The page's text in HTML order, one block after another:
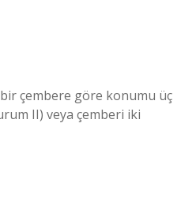
çembere göre konumu üç
II) veya çemberi iki